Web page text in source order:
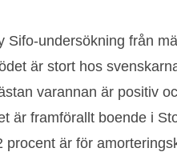
Sifo-undersökning från
är stort hos
varannan är positiv
är framförallt boende i
procent är för